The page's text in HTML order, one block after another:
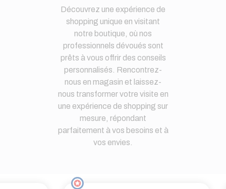
Découvrez une expérience de
shopping unique en visitant
notre boutique, où nos
professionnels dévoués sont
prêts à vous offrir des conseils
personnalisés. Rencontrez-
nous en magasin et laissez-
nous transformer votre visite en
une expérience de shopping sur
mesure, répondant
parfaitement à vos besoins et à
vos envies.